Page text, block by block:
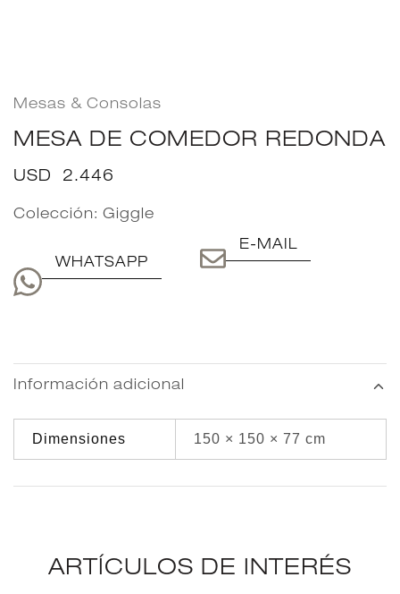
Mesas & Consolas
MESA DE COMEDOR REDONDA
USD 2.446
Colección: Giggle
WHATSAPP
E-MAIL
Información adicional
Dimensiones 150 × 150 × 77 cm
ARTÍCULOS DE INTERÉS